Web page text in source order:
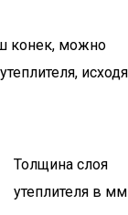
конек, можно
исходя
Толщина слоя
утеплителя в мм